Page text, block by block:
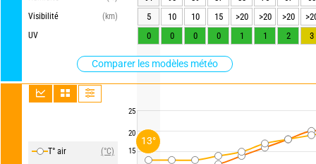
Visibilité
(km)
UV
Comparer les modèles météo
T° air
(°C)
25
20
15
5
10 10 15 >20 >20 >20
0
0 0 0 1 1 2 3
13°